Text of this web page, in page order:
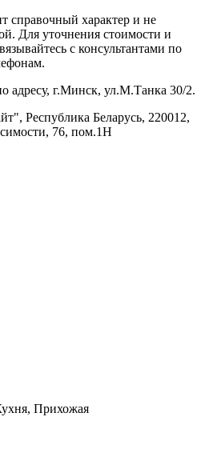
справочный характер и не
Для уточнения стоимости и
с консультантами по
адресу, г.Минск, ул.М.Танка 30/2.
Республика Беларусь, 220012,
76, пом.1Н
Прихожая